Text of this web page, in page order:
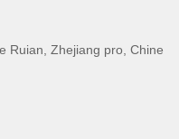
Ruian, Zhejiang pro, Chine